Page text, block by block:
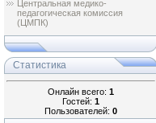
Центральная медико-
педагогическая комиссия
(ЦМПК)
Статистика
Онлайн всего: 1
Гостей: 1
Пользователей: 0